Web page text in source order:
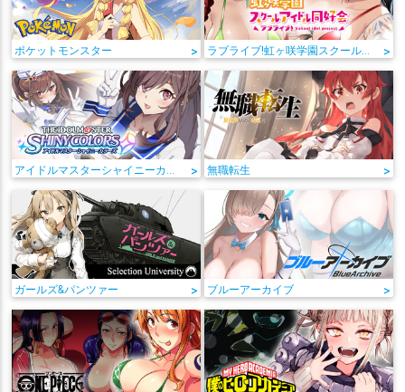
ポケットモンスター > ラブライブ!虹ヶ咲学園スクールアイドル同好会 >
アイドルマスターシャイニーカラーズ > 無職転生 >
ガールズ&パンツァー > ブルーアーカイブ >